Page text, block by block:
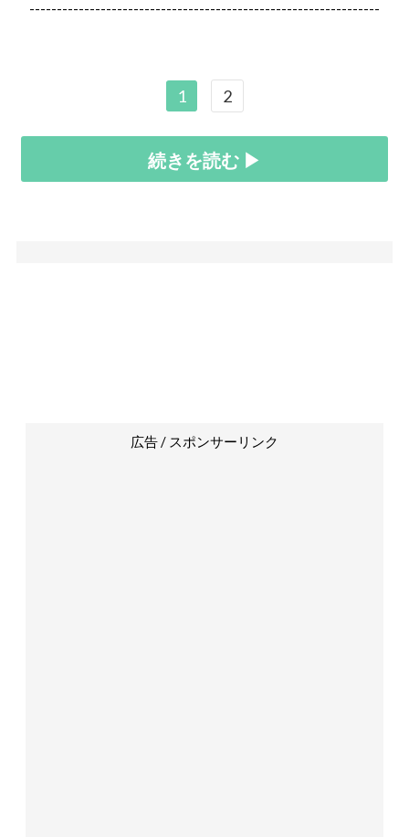
----------------------------------------------------------------
1 2
続きを読む ▶
広告 / スポンサーリンク